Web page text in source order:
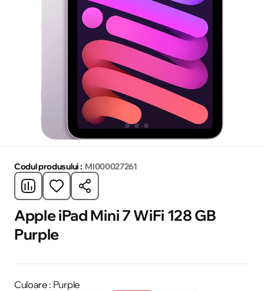
Codul produsului : MI000027261
Apple iPad Mini 7 WiFi 128 GB
Purple
Culoare : Purple